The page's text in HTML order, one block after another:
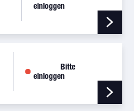
einloggen
Bitte
einloggen